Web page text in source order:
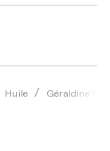
Huile Géraldine